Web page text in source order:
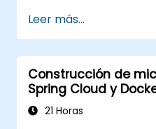
Implementar
procesamiento
Garantizar la
escalabilidad en
Kafka.
Leer más...
Construcción de
Spring Cloud y
21 Horas